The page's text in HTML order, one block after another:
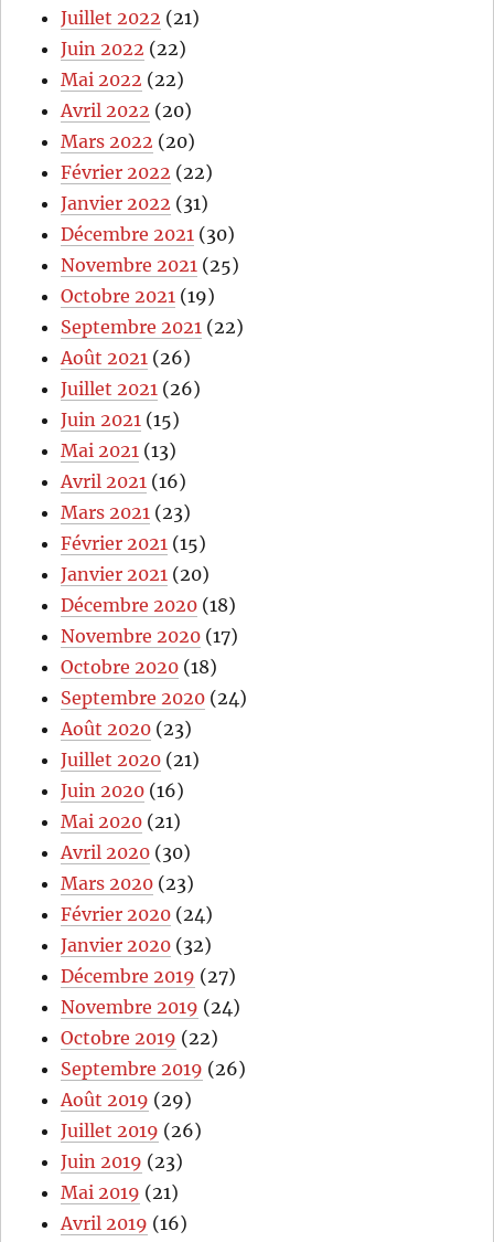
Juillet 2022 (21)
Juin 2022 (22)
Mai 2022 (22)
Avril 2022 (20)
Mars 2022 (20)
Février 2022 (22)
Janvier 2022 (31)
Décembre 2021 (30)
Novembre 2021 (25)
Octobre 2021 (19)
Septembre 2021 (22)
Août 2021 (26)
Juillet 2021 (26)
Juin 2021 (15)
Mai 2021 (13)
Avril 2021 (16)
Mars 2021 (23)
Février 2021 (15)
Janvier 2021 (20)
Décembre 2020 (18)
Novembre 2020 (17)
Octobre 2020 (18)
Septembre 2020 (24)
Août 2020 (23)
Juillet 2020 (21)
Juin 2020 (16)
Mai 2020 (21)
Avril 2020 (30)
Mars 2020 (23)
Février 2020 (24)
Janvier 2020 (32)
Décembre 2019 (27)
Novembre 2019 (24)
Octobre 2019 (22)
Septembre 2019 (26)
Août 2019 (29)
Juillet 2019 (26)
Juin 2019 (23)
Mai 2019 (21)
Avril 2019 (16)